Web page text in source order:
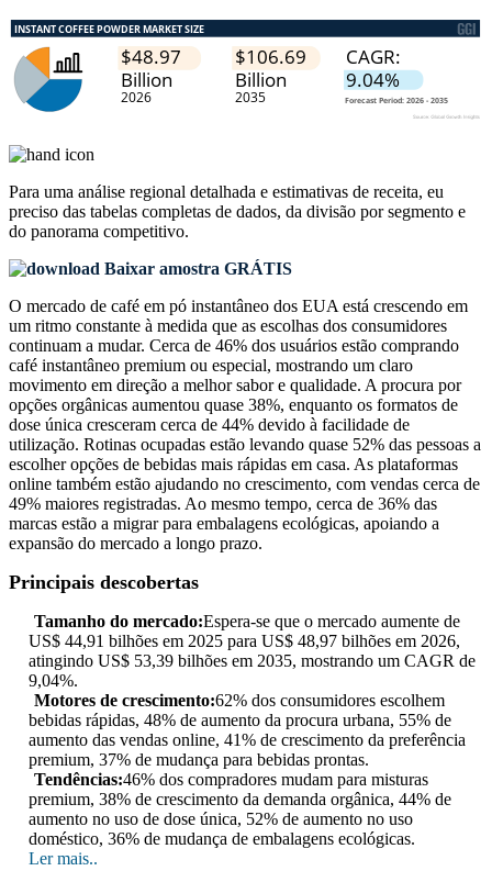
Para uma análise regional detalhada e estimativas de receita, eu
preciso das tabelas completas de dados, da divisão por segmento e
do panorama competitivo.
Baixar amostra GRÁTIS
O mercado de café em pó instantâneo dos EUA está crescendo em
um ritmo constante à medida que as escolhas dos consumidores
continuam a mudar. Cerca de 46% dos usuários estão comprando
café instantâneo premium ou especial, mostrando um claro
movimento em direção a melhor sabor e qualidade. A procura por
opções orgânicas aumentou quase 38%, enquanto os formatos de
dose única cresceram cerca de 44% devido à facilidade de
utilização. Rotinas ocupadas estão levando quase 52% das pessoas a
escolher opções de bebidas mais rápidas em casa. As plataformas
online também estão ajudando no crescimento, com vendas cerca de
49% maiores registradas. Ao mesmo tempo, cerca de 36% das
marcas estão a migrar para embalagens ecológicas, apoiando a
expansão do mercado a longo prazo.
Principais descobertas
Tamanho do mercado:Espera-se que o mercado aumente de
US$ 44,91 bilhões em 2025 para US$ 48,97 bilhões em 2026,
atingindo US$ 53,39 bilhões em 2035, mostrando um CAGR de
9,04%.
Motores de crescimento:62% dos consumidores escolhem
bebidas rápidas, 48% de aumento da procura urbana, 55% de
aumento das vendas online, 41% de crescimento da preferência
premium, 37% de mudança para bebidas prontas.
Tendências:46% dos compradores mudam para misturas
premium, 38% de crescimento da demanda orgânica, 44% de
aumento no uso de dose única, 52% de aumento no uso
doméstico, 36% de mudança de embalagens ecológicas.
Ler mais..